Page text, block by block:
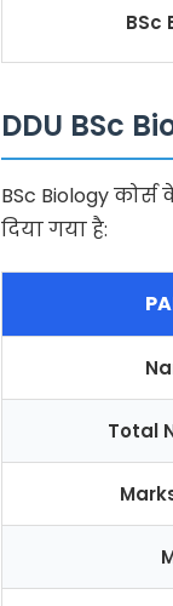
BSc
DDU BSc
BSc Biology
दिया गया है:
Total